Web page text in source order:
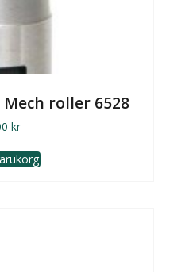
roller 6528
kr